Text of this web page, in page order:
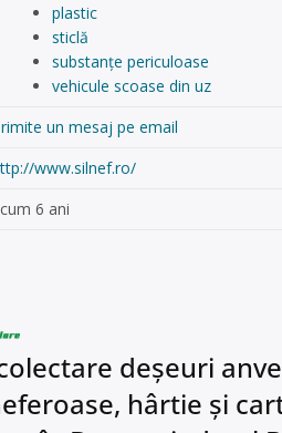
plastic
sticlă
substanțe periculoase
vehicule scoase din uz
un mesaj pe email
www.silnef.ro/
6 ani
deșeuri
hârtie și